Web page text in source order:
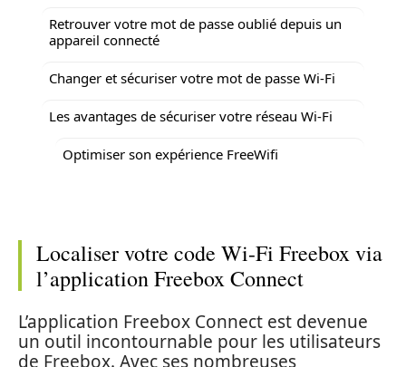
Retrouver votre mot de passe oublié depuis un
appareil connecté
Changer et sécuriser votre mot de passe Wi-Fi
Les avantages de sécuriser votre réseau Wi-Fi
Optimiser son expérience FreeWifi
Localiser votre code Wi-Fi Freebox via
l’application Freebox Connect
L’application Freebox Connect est devenue
un outil incontournable pour les utilisateurs
de Freebox. Avec ses nombreuses